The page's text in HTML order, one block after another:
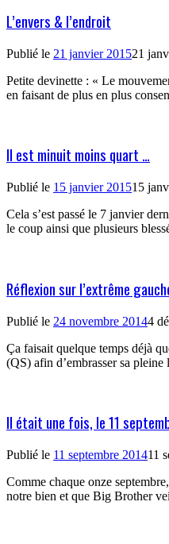
L’envers & l’endroit
Publié le 21 janvier 201521
Petite devinette : « Le
en faisant de plus en plus
Il est minuit moins quart …
Publié le 15 janvier 201515
Cela s’est passé le 7 janvier
le coup ainsi que plusieurs
Réflexion sur l’extrême
Publié le 24 novembre 20144
Ça faisait quelque temps déjà
(QS) afin d’embrasser sa
Il était une fois, le 11
Publié le 11 septembre 201411
Comme chaque onze
notre bien et que Big Brother